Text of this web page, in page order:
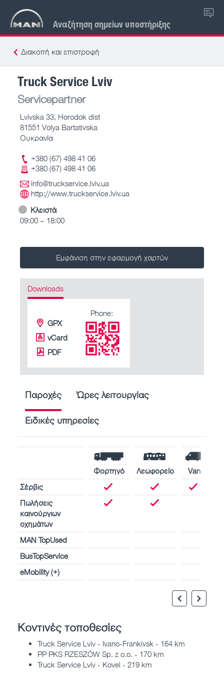
Αναζήτηση σημείων υποστήριξης
EL
Διακοπή και επιστροφή
Truck Service Lviv
Servicepartner
Lvivska 33, Horodok dist
81551 Volya Bartativska
Ουκρανία
+380 (67) 498 41 06
+380 (67) 498 41 06
info@truckservice.lviv.ua
http://www.truckservice.lviv.ua
Κλειστά
09:00 – 18:00
Εμφάνιση στην εφαρμογή χαρτών
Downloads
GPX
vCard
PDF
Phone:
Παροχές Ώρες λειτουργίας
Ειδικές υπηρεσίες
Φορτηγό Λεωφορείο
Van
Σέρβις
Πωλήσεις
καινούργιων
οχημάτων
MAN TopUsed
BusTopService
eMobility (+)
Κοντινές τοποθεσίες
Truck Service Lviv - Ivano-Frankivsk - 164 km
PP PKS RZESZÓW Sp. z o.o. - 170 km
Truck Service Lviv - Kovel - 219 km